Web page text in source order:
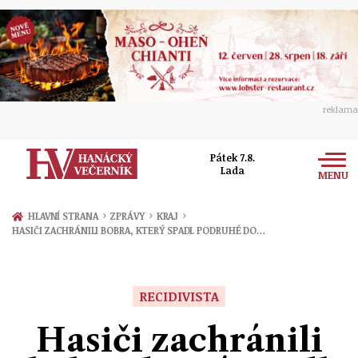
reklama
Pátek 7.8.
Lada
MENU
Zprávy
Přerov
Ekonomika
Ženy
Sport
HLAVNÍ STRANA › ZPRÁVY › KRAJ ›
HASIČI ZACHRÁNILI BOBRA, KTERÝ SPADL PODRUHÉ DO…
RECIDIVISTA
Hasiči zachránili